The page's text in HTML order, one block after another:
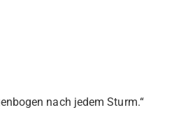
nach jedem Sturm.“